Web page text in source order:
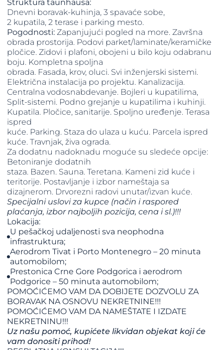
Struktura taunhausa:
Dnevni boravak-kuhinja, 3 spavaće sobe,
2 kupatila, 2 terase i parking mesto.
Pogodnosti:Zapanjujući pogled na more. Završna
obrada prostorija. Podovi parket/laminate/keramičke
pločice. Zidovi i plafoni, obojeni u bilo koju odabranu
boju. Kompletna spoljna
obrada. Fasada, krov, oluci. Svi inženjerski sistemi.
Električna instalacija po projektu. Kanalizacija.
Centralna vodosnabdevanje. Bojleri u kupatilima,
Split-sistemi. Podno grejanje u kupatilima i kuhinji.
Kupatila. Pločice, sanitarije. Spoljno uređenje. Terasa
ispred
kuće. Parking. Staza do ulaza u kuću. Parcela ispred
kuće. Travnjak, živa ograda.
Za dodatnu nadoknadu moguće su sledeće opcije:
Betoniranje dodatnih
staza. Bazen. Sauna. Teretana. Kameni zid kuće i
teritorije. Postavljanje i izbor nameštaja sa
dizajnerom. Drvorezni radovi unutar/izvan kuće.
Specijalni uslovi za kupce (način i raspored
plaćanja, izbor najboljih pozicija, cena i sl.)!!!
Lokacija:
U pešačkoj udaljenosti sva neophodna
infrastruktura;
Aerodrom Tivat i Porto Montenegro – 20 minuta
automobilom;
Prestonica Crne Gore Podgorica i aerodrom
Podgorice – 50 minuta automobilom;
POMOĆIĆEMO VAM DA DOBIJETE DOZVOLU ZA
BORAVAK NA OSNOVU NEKRETNINE!!!
​​​​​​​POMOĆIĆEMO VAM DA NAMEŠTATE I IZDATE
NEKRETNINU!!!
Uz našu pomoć, kupićete likvidan objekat koji će
vam donositi prihod!